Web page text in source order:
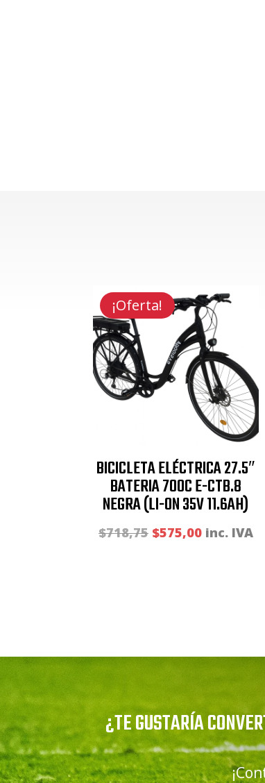
¡Oferta!
BICICLETA ELÉCTRICA 27.5″
BATERIA 700C E-CTB.8
NEGRA (LI-ON 35V 11.6AH)
$718,75 El
$575,00Elinc. IVA
¿TE GUSTARÍA